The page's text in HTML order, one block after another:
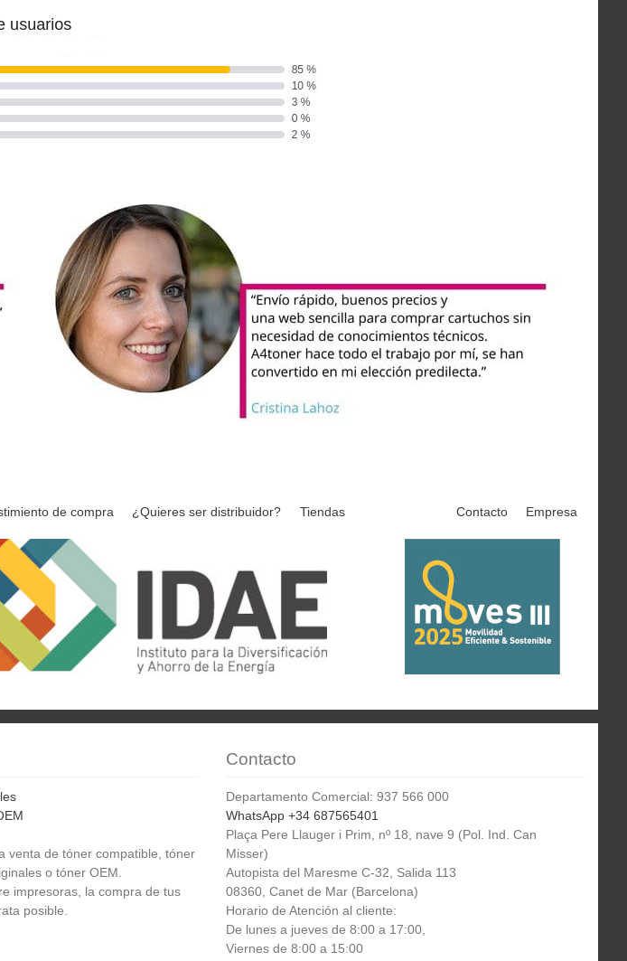
de compra ¿Quieres ser distribuidor? Tiendas Contacto Empresa
venta de tóner compatible, tóner
o tóner OEM.
impresoras, la compra de tus
posible.
Contacto
Departamento Comercial: 937 566 000
WhatsApp +34 687565401
Plaça Pere Llauger i Prim, nº 18, nave 9 (Pol. Ind. Can
Misser)
Autopista del Maresme C-32, Salida 113
08360, Canet de Mar (Barcelona)
Horario de Atención al cliente:
De lunes a jueves de 8:00 a 17:00,
Viernes de 8:00 a 15:00